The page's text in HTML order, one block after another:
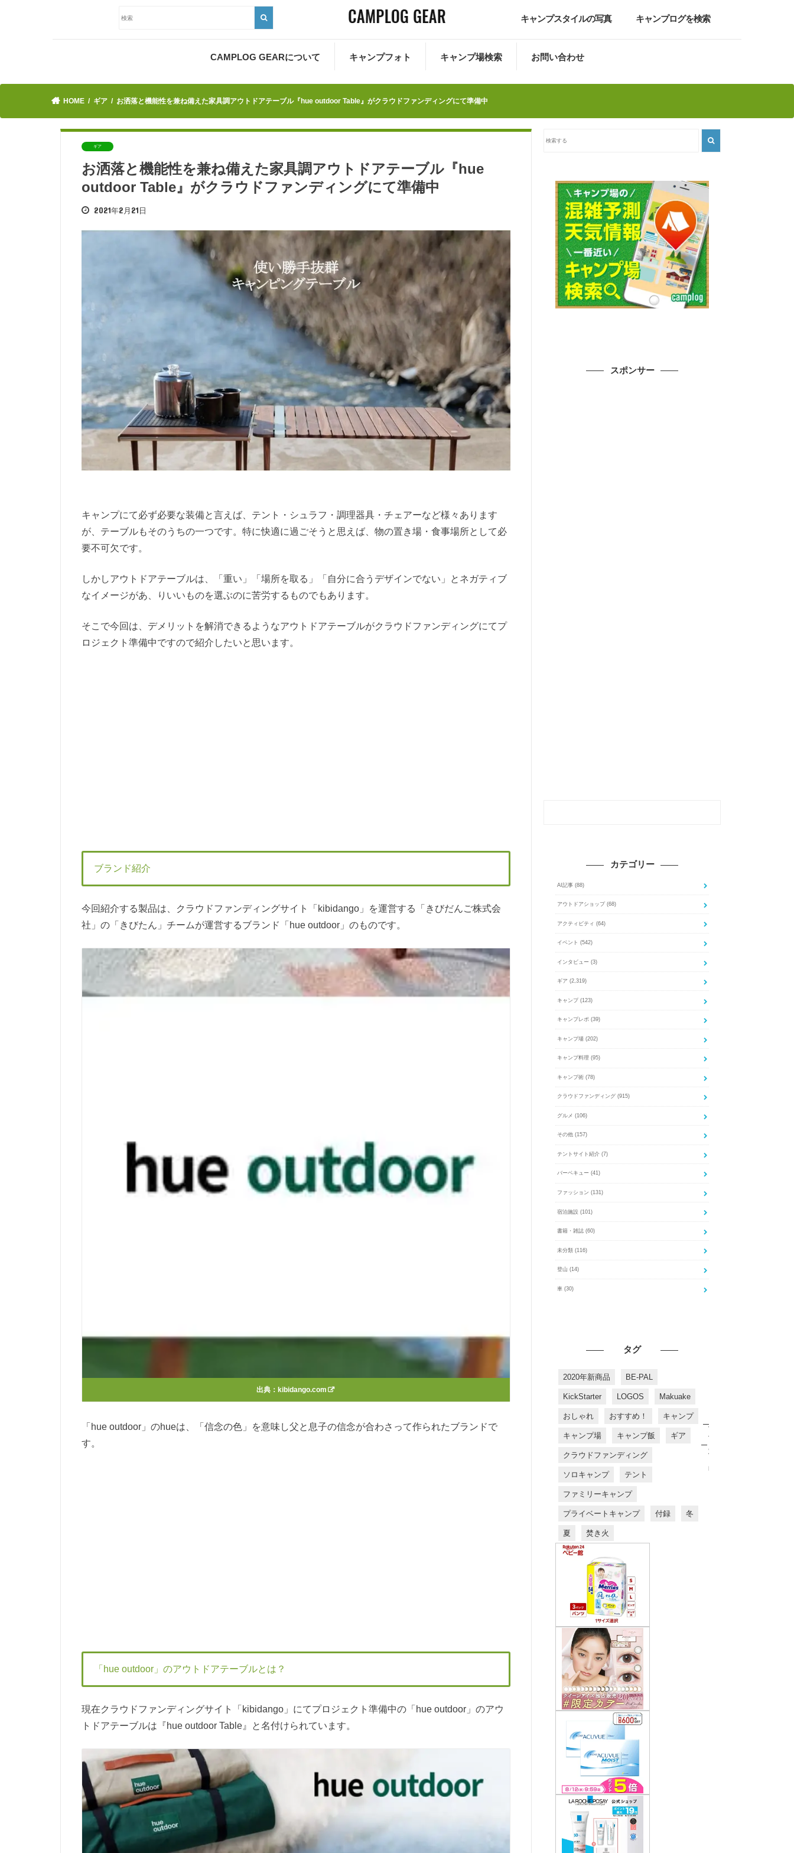
キャンプスタイルの写真 キャンプログを検索
CAMPLOG GEARについて キャンプフォト キャンプ場検索 お問い合わせ
HOME ギア お洒落と機能性を兼ね備えた家具調アウトドアテーブル『hue outdoor Table』がクラウドファンディングにて準備中
ギア
お洒落と機能性を兼ね備えた家具調アウトドアテーブル『hue
outdoor Table』がクラウドファンディングにて準備中
2021年2月21日
キャンプにて必ず必要な装備と言えば、テント・シュラフ・調理器具・チェアーなど様々あります
が、テーブルもそのうちの一つです。特に快適に過ごそうと思えば、物の置き場・食事場所として必
要不可欠です。
しかしアウトドアテーブルは、「重い」「場所を取る」「自分に合うデザインでない」とネガティブ
なイメージがあ、りいいものを選ぶのに苦労するものでもあります。
そこで今回は、デメリットを解消できるようなアウトドアテーブルがクラウドファンディングにてプ
ロジェクト準備中ですので紹介したいと思います。
ブランド紹介
今回紹介する製品は、クラウドファンディングサイト「kibidango」を運営する「きびだんご株式会
社」の「きびたん」チームが運営するブランド「hue outdoor」のものです。
出典： kibidango.com
「hue outdoor」のhueは、「信念の色」を意味し父と息子の信念が合わさって作られたブランドで
す。
「hue outdoor」のアウトドアテーブルとは？
現在クラウドファンディングサイト「kibidango」にてプロジェクト準備中の「hue outdoor」のアウ
トドアテーブルは『hue outdoor Table』と名付けられています。
スポンサー
カテゴリー
AI記事 (88)
アウトドアショップ (68)
アクティビティ (64)
イベント (542)
インタビュー (3)
ギア (2,319)
キャンプ (123)
キャンプレポ (39)
キャンプ場 (202)
キャンプ料理 (95)
キャンプ術 (78)
クラウドファンディング (915)
グルメ (106)
その他 (157)
テントサイト紹介 (7)
バーベキュー (41)
ファッション (131)
宿泊施設 (101)
書籍・雑誌 (60)
未分類 (116)
登山 (14)
車 (30)
タグ
2020年新商品 BE-PAL
KickStarter LOGOS Makuake
おしゃれ おすすめ！ キャンプ
キャンプ場 キャンプ飯 ギア
クラウドファンディング
ソロキャンプ テント
ファミリーキャンプ
プライベートキャンプ 付録 冬
夏 焚き火
す
す
め
商
品